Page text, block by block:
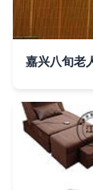
嘉兴八旬老